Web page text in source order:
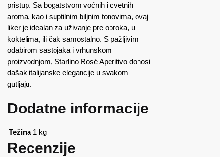
pristup. Sa bogatstvom voćnih i cvetnih
aroma, kao i suptilnim biljnim tonovima, ovaj
liker je idealan za uživanje pre obroka, u
koktelima, ili čak samostalno. S pažljivim
odabirom sastojaka i vrhunskom
proizvodnjom, Starlino Rosé Aperitivo donosi
dašak italijanske elegancije u svakom
gutljaju.
Dodatne informacije
Težina 1 kg
Recenzije